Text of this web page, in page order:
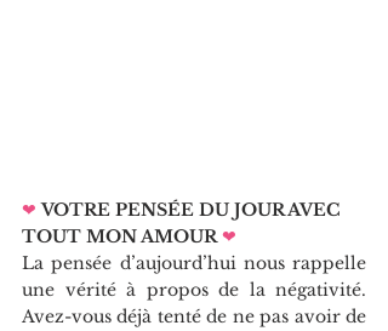
❤ VOTRE PENSÉE DU JOUR AVEC
TOUT MON AMOUR ❤
La pensée d’aujourd’hui nous rappelle
une vérité à propos de la négativité.
Avez-vous déjà tenté de ne pas avoir de